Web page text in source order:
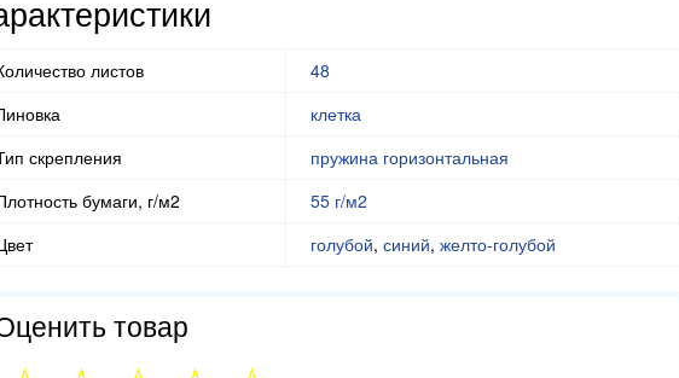
листов
48
клетка
скрепления
пружина горизонтальная
бумаги, г/м2
55 г/м2
голубой, синий, желто-голубой
товар